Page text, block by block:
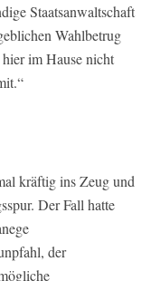
Staatsanwaltschaft
Wahlbetrug
hier im Hause nicht
kräftig ins Zeug und
Der Fall hatte
der